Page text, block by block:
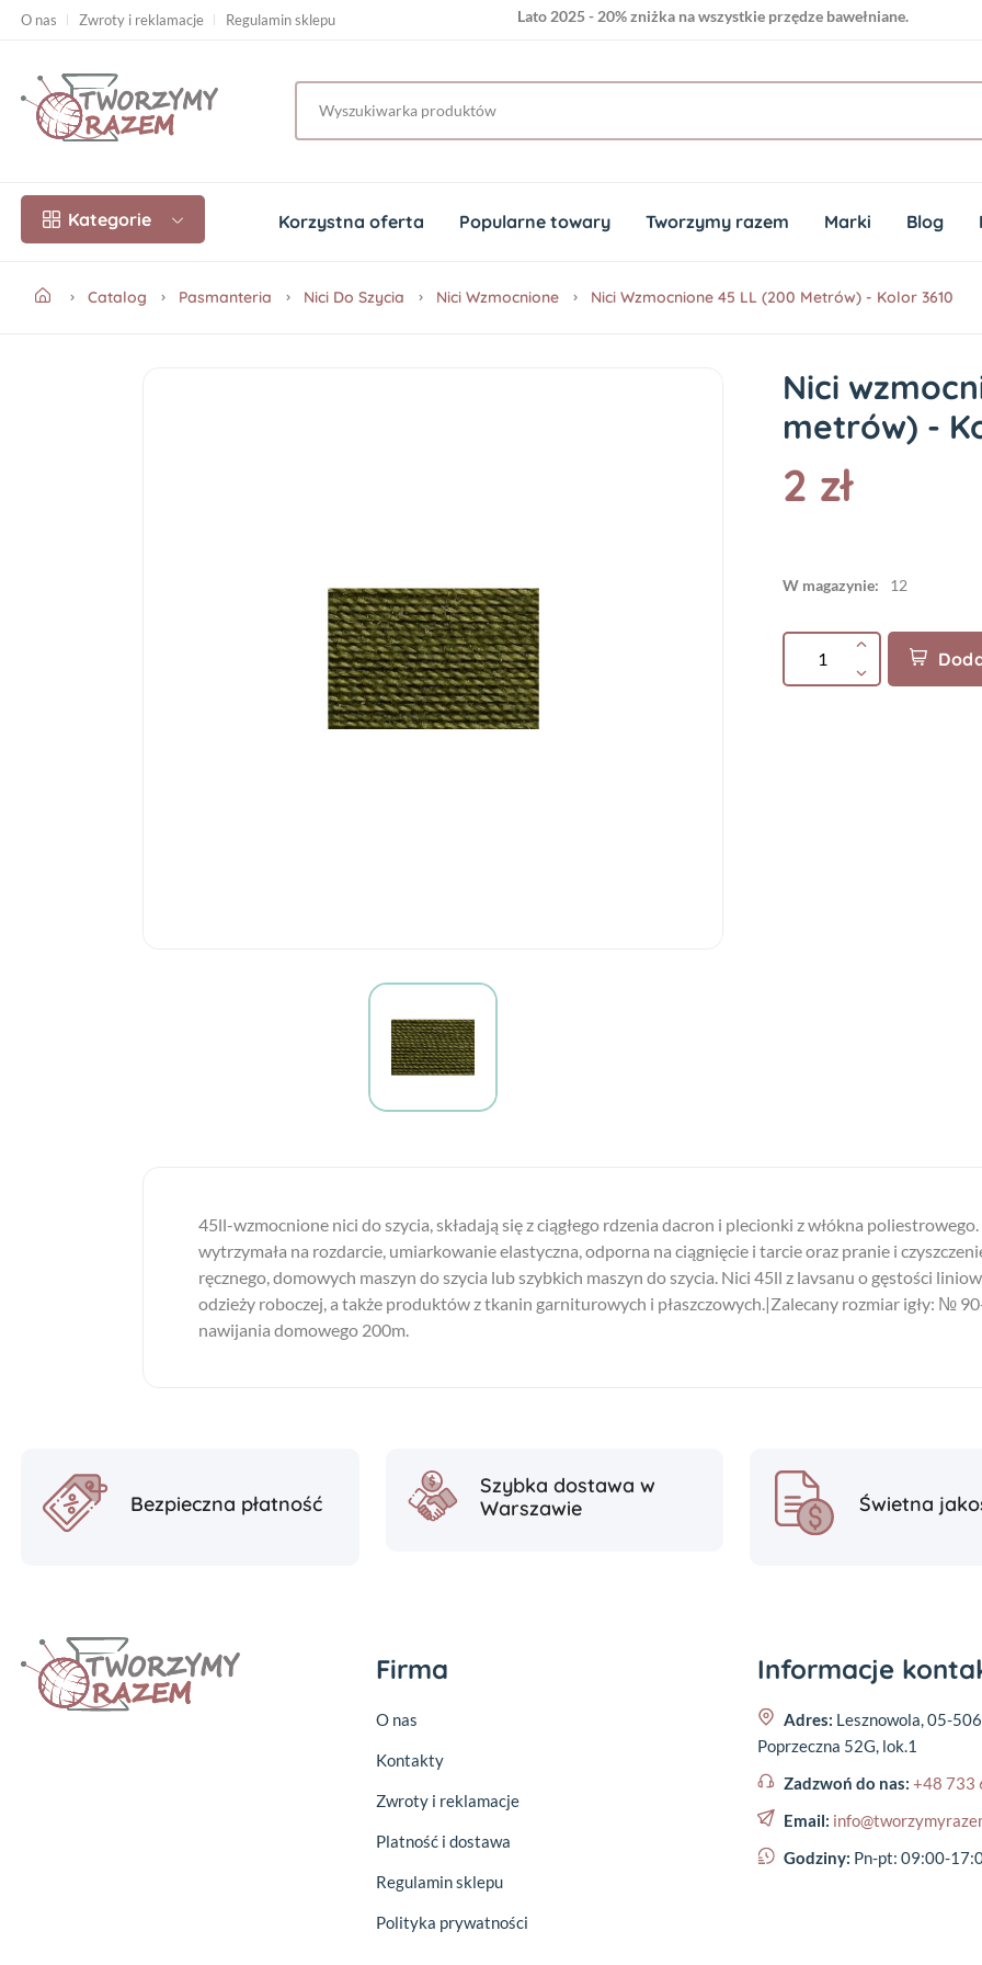
O nas Zwroty i reklamacje Regulamin sklepu Lato 2025 - 20% zniżka na wszystkie przędze bawełniane.
Kategorie Korzystna oferta Popularne towary Tworzymy razem Marki Blog
Catalog Pasmanteria Nici Do Szycia Nici Wzmocnione Nici Wzmocnione 45 LL (200 Metrów) - Kolor 3610
Nici
metrów) -
2 zł
W magazynie: 12
45ll-wzmocnione nici do szycia, składają się z ciągłego rdzenia dacron i plecionki z włókna
wytrzymała na rozdarcie, umiarkowanie elastyczna, odporna na ciągnięcie i tarcie oraz pranie i
ręcznego, domowych maszyn do szycia lub szybkich maszyn do szycia. Nici 45ll z lavsanu o gęstości
odzieży roboczej, a także produktów z tkanin garniturowych i płaszczowych.|Zalecany rozmiar igły: №
nawijania domowego 200m.
Bezpieczna płatność
Szybka dostawa w
Warszawie
Świetna
Firma
O nas
Kontakty
Zwroty i reklamacje
Platność i dostawa
Regulamin sklepu
Polityka prywatności
Informacje
Adres: Lesznowola, 05-
Poprzeczna 52G, lok.1
Zadzwoń do nas: +48 733
Email:
Godziny: Pn-pt: 09:00-